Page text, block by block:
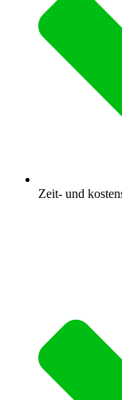
Zeit- und